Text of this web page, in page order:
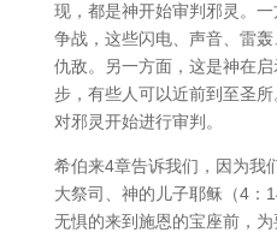
现，都是神开始审判邪灵。
争战，这些闪电、声音、雷
仇敌。另一方面，这是神在
步，有些人可以近前到至圣
对邪灵开始进行审判。
希伯来4章告诉我们，因为我
大祭司、神的儿子耶稣（4：
无惧的来到施恩的宝座前，